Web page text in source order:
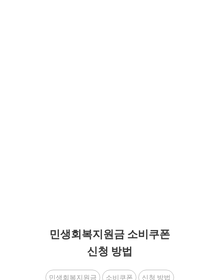
민생회복지원금 소비쿠폰
신청 방법
민생회복지원금 소비쿠폰 신청 방법